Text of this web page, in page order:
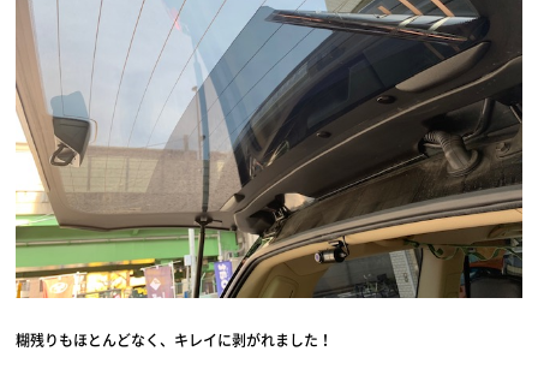
糊残りもほとんどなく、キレイに剥がれました！